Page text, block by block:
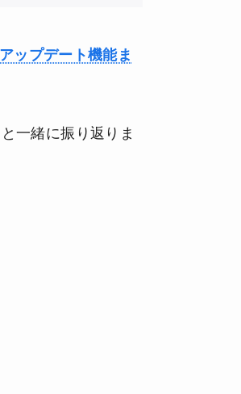
ップデート機能ま
一緒に振り返りま